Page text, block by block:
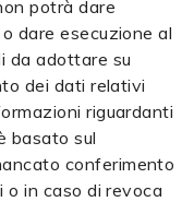
potrà dare
dare esecuzione al
da adottare su
dei dati relativi
riguardanti
basato sul
conferimento
in caso di revoca